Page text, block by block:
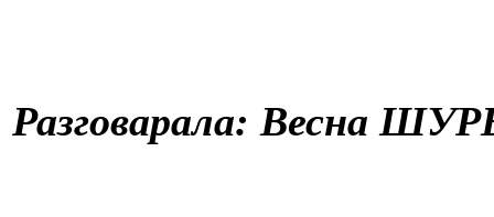
Разговарала: Весна